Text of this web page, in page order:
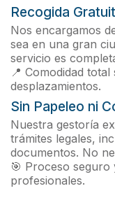
Recogida
Nos encargamos
sea en una gran
servicio es
📍 Comodidad
desplazamientos.
Sin Papeleo ni
Nuestra gestoría
trámites legales,
documentos. No
🎯 Proceso
profesionales.